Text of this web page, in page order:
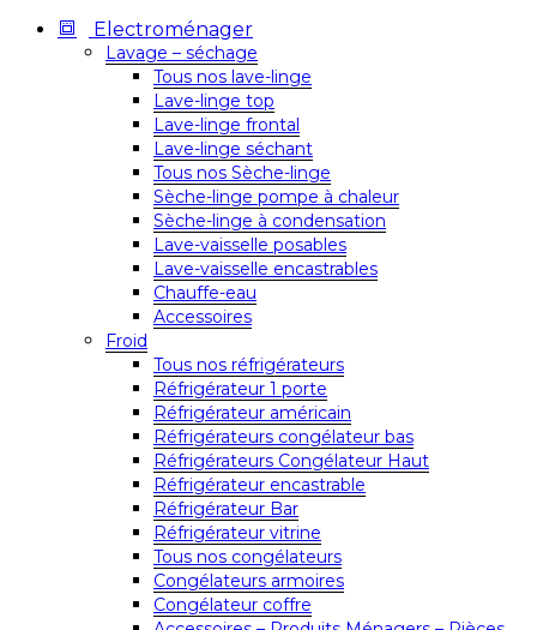
Electroménager
Lavage – séchage
Tous nos lave-linge
Lave-linge top
Lave-linge frontal
Lave-linge séchant
Tous nos Sèche-linge
Sèche-linge pompe à chaleur
Sèche-linge à condensation
Lave-vaisselle posables
Lave-vaisselle encastrables
Chauffe-eau
Accessoires
Froid
Tous nos réfrigérateurs
Réfrigérateur 1 porte
Réfrigérateur américain
Réfrigérateurs congélateur bas
Réfrigérateurs Congélateur Haut
Réfrigérateur encastrable
Réfrigérateur Bar
Réfrigérateur vitrine
Tous nos congélateurs
Congélateurs armoires
Congélateur coffre